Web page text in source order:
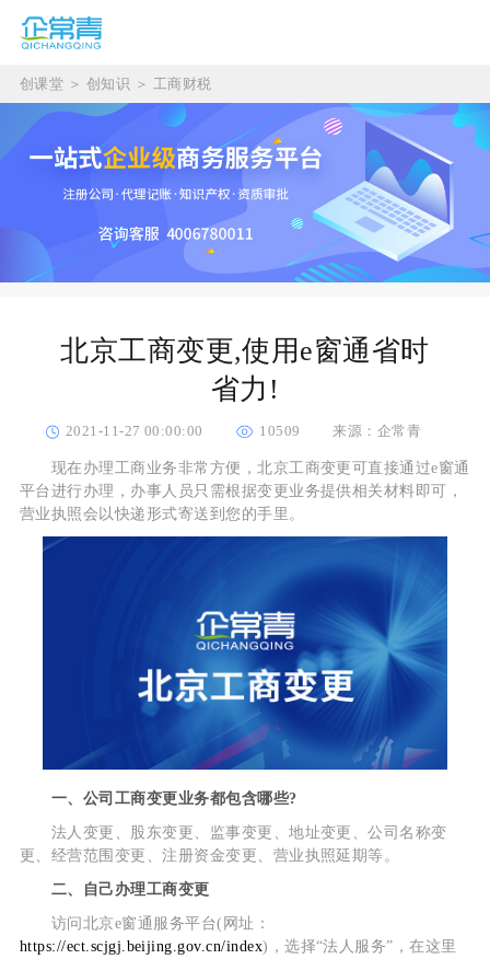
创课堂 ＞ 创知识 ＞ 工商财税
北京工商变更,使用e窗通省时
省力!
2021-11-27 00:00:00 10509 来源：企常青
现在办理工商业务非常方便，北京工商变更可直接通过e窗通
平台进行办理，办事人员只需根据变更业务提供相关材料即可，
营业执照会以快递形式寄送到您的手里。
一、公司工商变更业务都包含哪些?
法人变更、股东变更、监事变更、地址变更、公司名称变
更、经营范围变更、注册资金变更、营业执照延期等。
二、自己办理工商变更
访问北京e窗通服务平台(网址：
https://ect.scjgj.beijing.gov.cn/index)，选择“法人服务”，在这里